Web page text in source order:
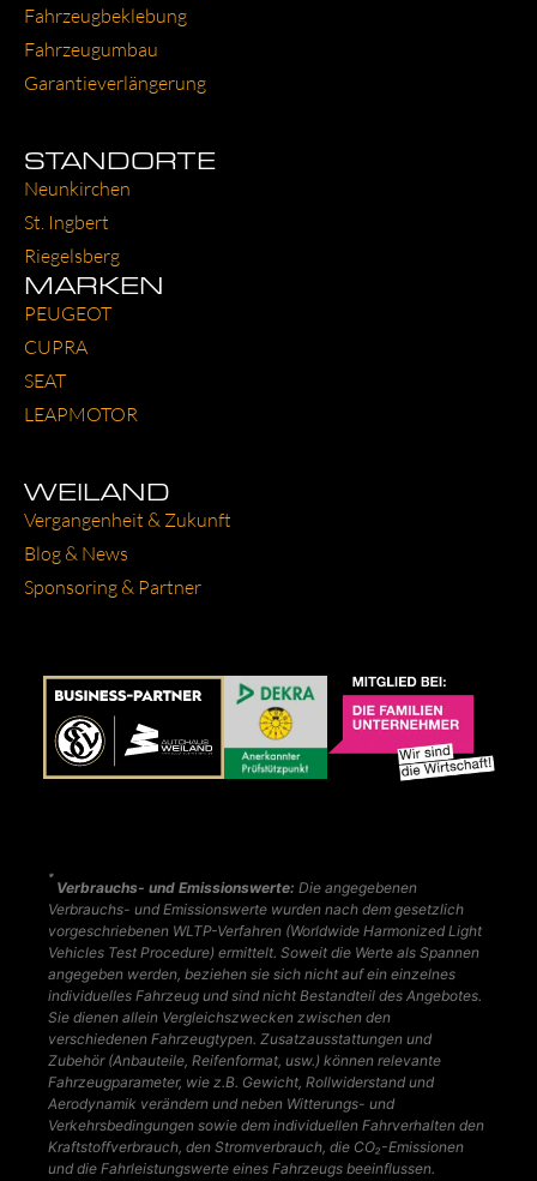
Fahr­zeug­be­kle­bung
Fahr­zeug­um­bau
Garantie­verlängerung
STANDORTE
Neun­kir­chen
St. Ing­bert
Rie­gels­berg
MARKEN
PEU­GEOT
CUP­RA
SEAT
LEAP­MO­TOR
WEILAND
Ver­gan­gen­heit & Zukunft
Blog & News
Spon­so­ring & Part­ner
*
Verbrauchs- und Emissionswerte: Die angegebenen
Verbrauchs- und Emissionswerte wurden nach dem gesetzlich
vorgeschriebenen WLTP-Verfahren (Worldwide Harmonized Light
Vehicles Test Procedure) ermittelt. Soweit die Werte als Spannen
angegeben werden, beziehen sie sich nicht auf ein einzelnes
individuelles Fahrzeug und sind nicht Bestandteil des Angebotes.
Sie dienen allein Vergleichszwecken zwischen den
verschiedenen Fahrzeugtypen. Zusatzausstattungen und
Zubehör (Anbauteile, Reifenformat, usw.) können relevante
Fahrzeugparameter, wie z.B. Gewicht, Rollwiderstand und
Aerodynamik verändern und neben Witterungs- und
Verkehrsbedingungen sowie dem individuellen Fahrverhalten den
Kraftstoffverbrauch, den Stromverbrauch, die CO₂-Emissionen
und die Fahrleistungswerte eines Fahrzeugs beeinflussen.